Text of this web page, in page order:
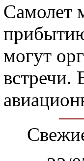
Самолет
могут
встречи.